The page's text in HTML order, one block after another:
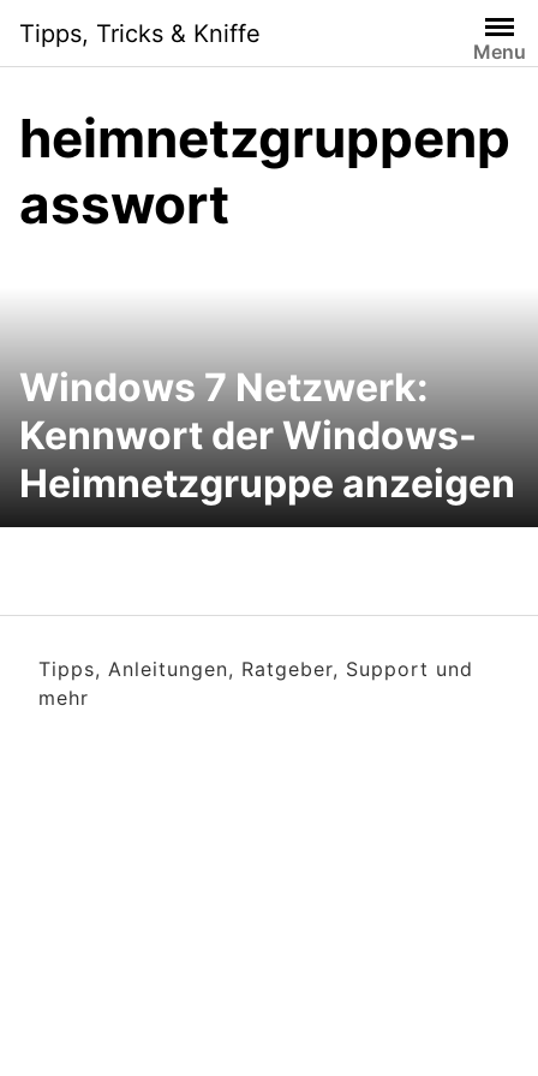
content
Tipps, Tricks & Kniffe
Menu
heimnetzgruppenp
asswort
Windows 7 Netzwerk:
Kennwort der Windows-
Heimnetzgruppe anzeigen
Tipps, Anleitungen, Ratgeber, Support und
mehr